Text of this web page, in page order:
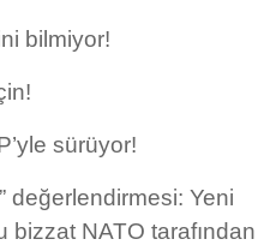
bilmiyor!
sürüyor!
değerlendirmesi: Yeni
bizzat NATO tarafından